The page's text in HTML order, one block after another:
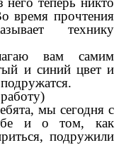
время прочтения
технику
вам самим
и синий цвет и
мы сегодня с
и о том, как
подружили